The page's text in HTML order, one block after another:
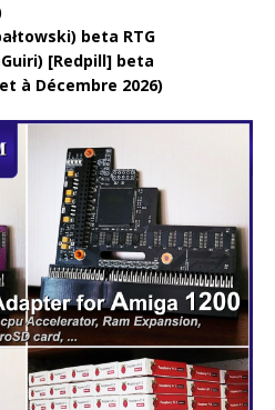
beta RTG
[Redpill] beta
à Décembre 2026)